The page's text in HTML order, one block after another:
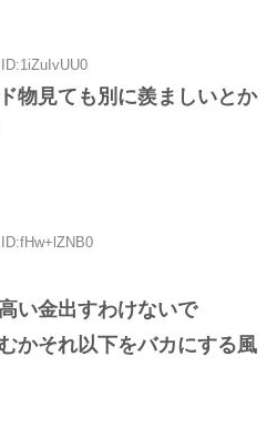
物見ても別に羨ましいとか
い金出すわけないで
かそれ以下をバカにする風